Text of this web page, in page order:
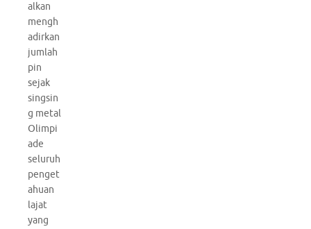
alkan
mengh
adirkan
jumlah
pin
sejak
singsin
g metal
Olimpi
ade
seluruh
penget
ahuan
lajat
yang